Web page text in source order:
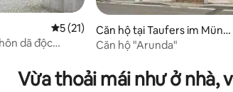
Xếp hạng trung bình 5/5, 21 đánh giá
5 (21)
dã độc
Căn hộ tại Taufers im Münst
ertal
Căn hộ "Arunda"
Vừa thoải mái như ở nhà,